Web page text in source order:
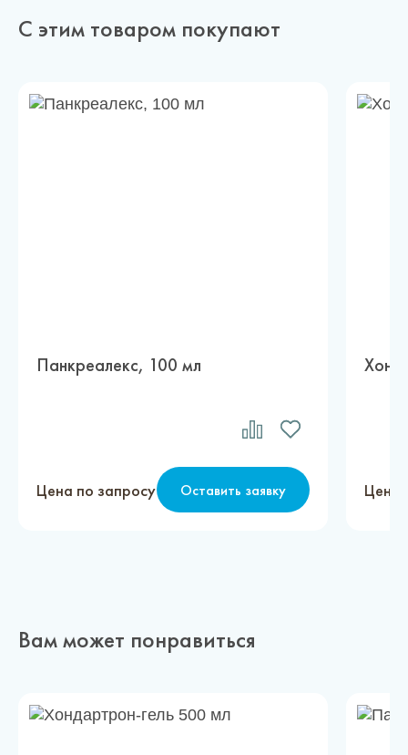
С этим товаром покупают
Панкреалекс, 100 мл
Цена по запросу Оставить заявку Цена
Вам может понравиться